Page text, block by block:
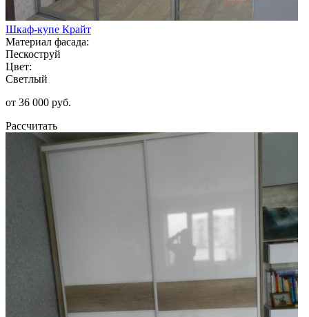
Шкаф-купе Крайт
Материал фасада:
Пескоструй
Цвет:
Светлый
от 36 000 руб.
Рассчитать